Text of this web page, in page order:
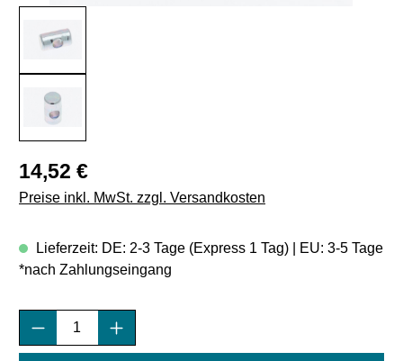
Regulärer Preis:
14,52 €
Preise inkl. MwSt. zzgl. Versandkosten
Lieferzeit: DE: 2-3 Tage (Express 1 Tag) | EU: 3-5 Tage
*nach Zahlungseingang
Produkt Anzahl: Gib den gewünschten